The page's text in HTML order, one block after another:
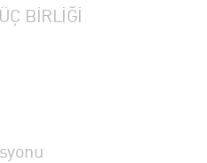
BİRLİĞİ